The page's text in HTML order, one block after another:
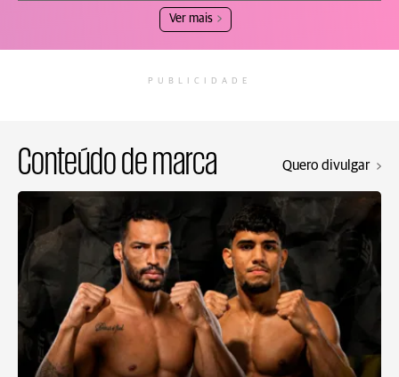
Ver mais
PUBLICIDADE
Conteúdo de marca Quero divulgar